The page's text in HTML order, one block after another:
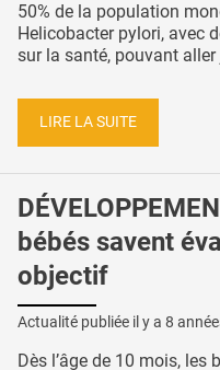
50% de la population
Helicobacter pylori, avec
sur la santé, pouvant aller
LIRE LA SUITE
bébés savent
objectif
Actualité publiée il y a 8
Dès l’âge de 10 mois, les